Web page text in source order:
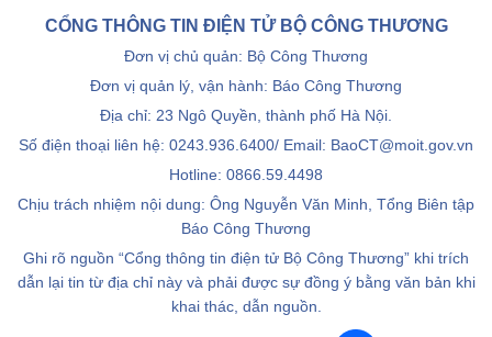
CỔNG THÔNG TIN ĐIỆN TỬ BỘ CÔNG THƯƠNG
Đơn vị chủ quản: Bộ Công Thương
Đơn vị quản lý, vận hành: Báo Công Thương
Địa chỉ: 23 Ngô Quyền, thành phố Hà Nội.
Số điện thoại liên hệ: 0243.936.6400/ Email: BaoCT@moit.gov.vn
Hotline: 0866.59.4498
Chịu trách nhiệm nội dung: Ông Nguyễn Văn Minh, Tổng Biên tập
Báo Công Thương
Ghi rõ nguồn “Cổng thông tin điện tử Bộ Công Thương” khi trích
dẫn lại tin từ địa chỉ này và phải được sự đồng ý bằng văn bản khi
khai thác, dẫn nguồn.